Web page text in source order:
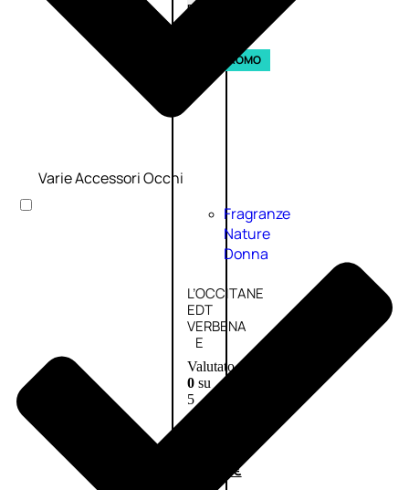
ESAURITO
PROMO
Fragranze
Nature
Donna
L’OCCITANE
EDT
VERBENA
E
Valutato
0su
5
(0)
€
Varie Accessori Occhi